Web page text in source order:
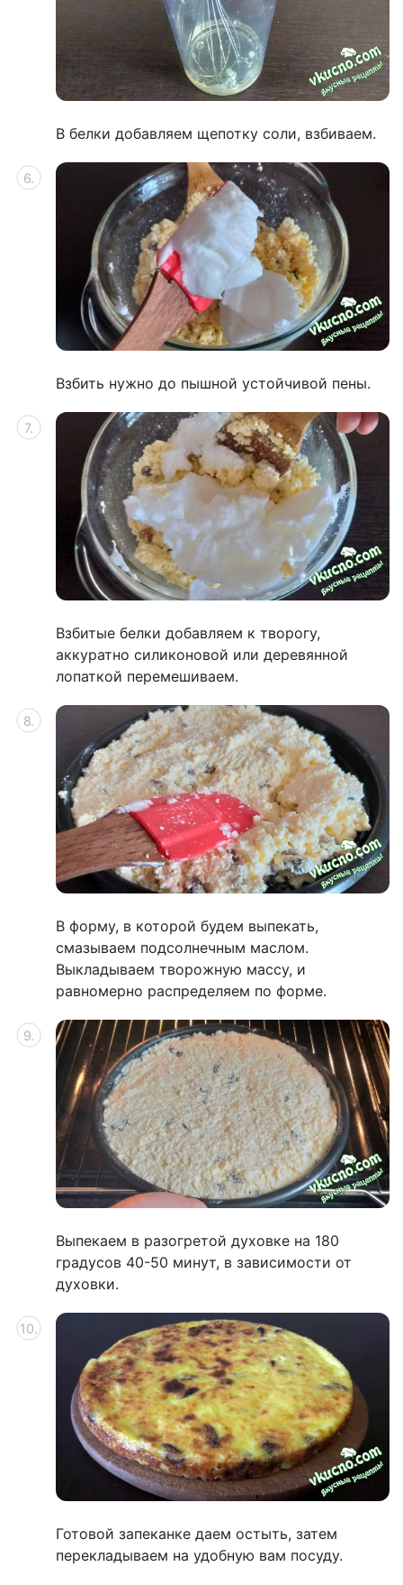
В белки добавляем щепотку соли, взбиваем.
Взбить нужно до пышной устойчивой пены.
Взбитые белки добавляем к творогу,
аккуратно силиконовой или деревянной
лопаткой перемешиваем.
В форму, в которой будем выпекать,
смазываем подсолнечным маслом.
Выкладываем творожную массу, и
равномерно распределяем по форме.
Выпекаем в разогретой духовке на 180
градусов 40-50 минут, в зависимости от
духовки.
Готовой запеканке даем остыть, затем
перекладываем на удобную вам посуду.